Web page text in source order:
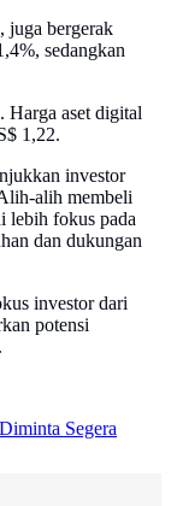
juga bergerak
sedangkan
aset digital
1,22.
investor
alih membeli
lebih fokus pada
dan dukungan
investor dari
potensi
Segera